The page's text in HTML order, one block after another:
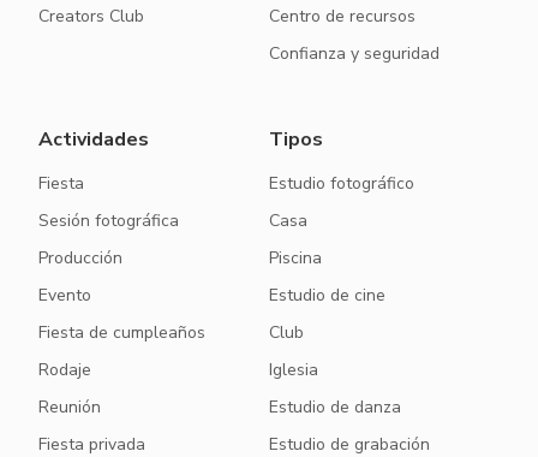
Creators Club
Centro de recursos
Confianza y seguridad
Actividades
Fiesta
Sesión fotográfica
Producción
Evento
Fiesta de cumpleaños
Rodaje
Reunión
Fiesta privada
Tipos
Estudio fotográfico
Casa
Piscina
Estudio de cine
Club
Iglesia
Estudio de danza
Estudio de grabación